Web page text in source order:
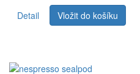
Detail
Vložit do košíku